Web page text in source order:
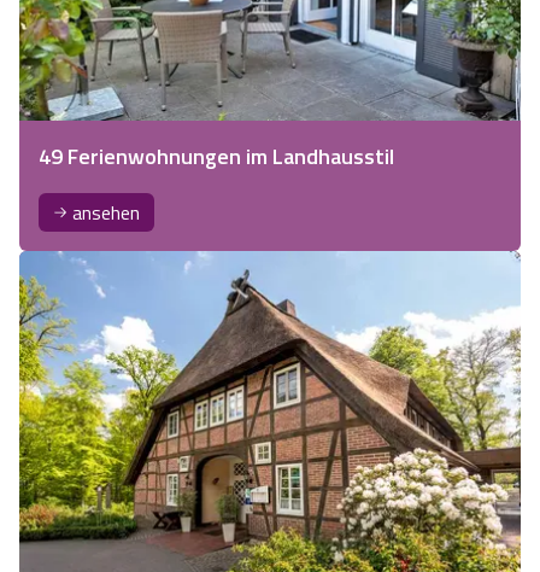
49 Ferienwohnungen im Landhausstil
ansehen